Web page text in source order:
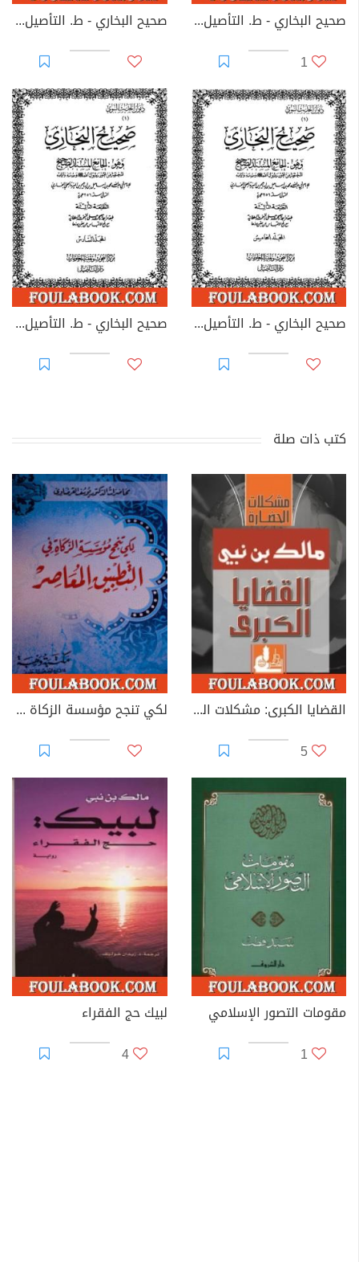
صحيح البخاري - ط. التأصيل - المجلد الثالث
1
صحيح البخاري - ط. التأصيل - المجلد الثاني
صحيح البخاري - ط. التأصيل - المجلد الخامس صحيح البخاري - ط. التأصيل - المجلد السادس
كتب ذات صلة
القضايا الكبرى: مشكلات الحضارة
5
لكي تنجح مؤسسة الزكاة في التطبيق المعاصر
مقومات التصور الإسلامي
1
لبيك حج الفقراء
4